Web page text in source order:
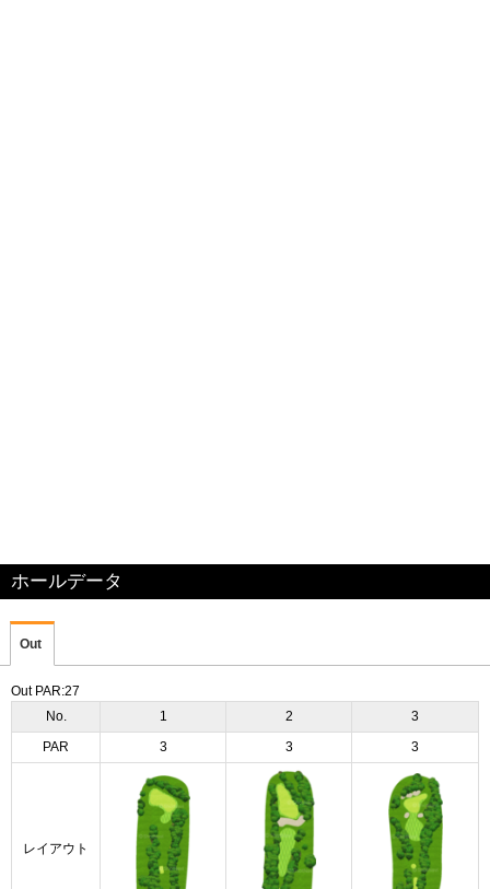
ホールデータ
Out
Out PAR:27
No.
1 2 3
PAR 3 3 3
レイアウト